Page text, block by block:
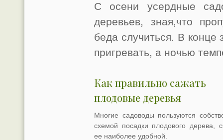
С осени усердные
деревьев, зная,что
беда случиться. В конце
пригревать, а ночью
Как правильно сажать
плодовые деревья
Многие садоводы пользуются
схемой посадки плодового дерева,
ее наиболее удобной.